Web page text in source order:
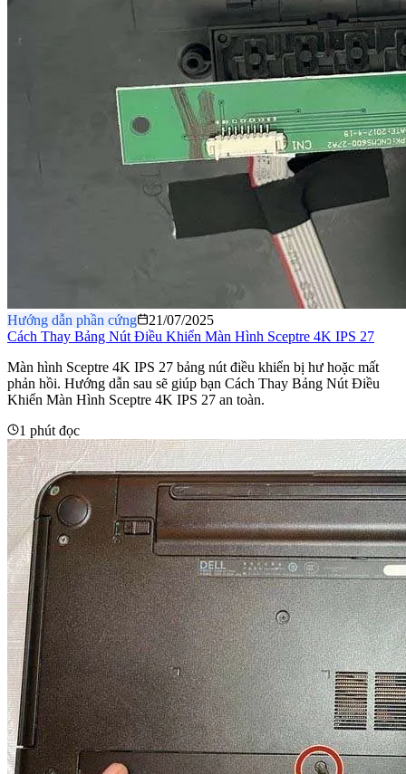
Hướng dẫn phần cứng
21/07/2025
Cách Thay Bảng Nút Điều Khiển Màn Hình Sceptre 4K IPS 27
Màn hình Sceptre 4K IPS 27 bảng nút điều khiển bị hư hoặc mất
phản hồi. Hướng dẫn sau sẽ giúp bạn Cách Thay Bảng Nút Điều
Khiển Màn Hình Sceptre 4K IPS 27 an toàn.
1 phút đọc